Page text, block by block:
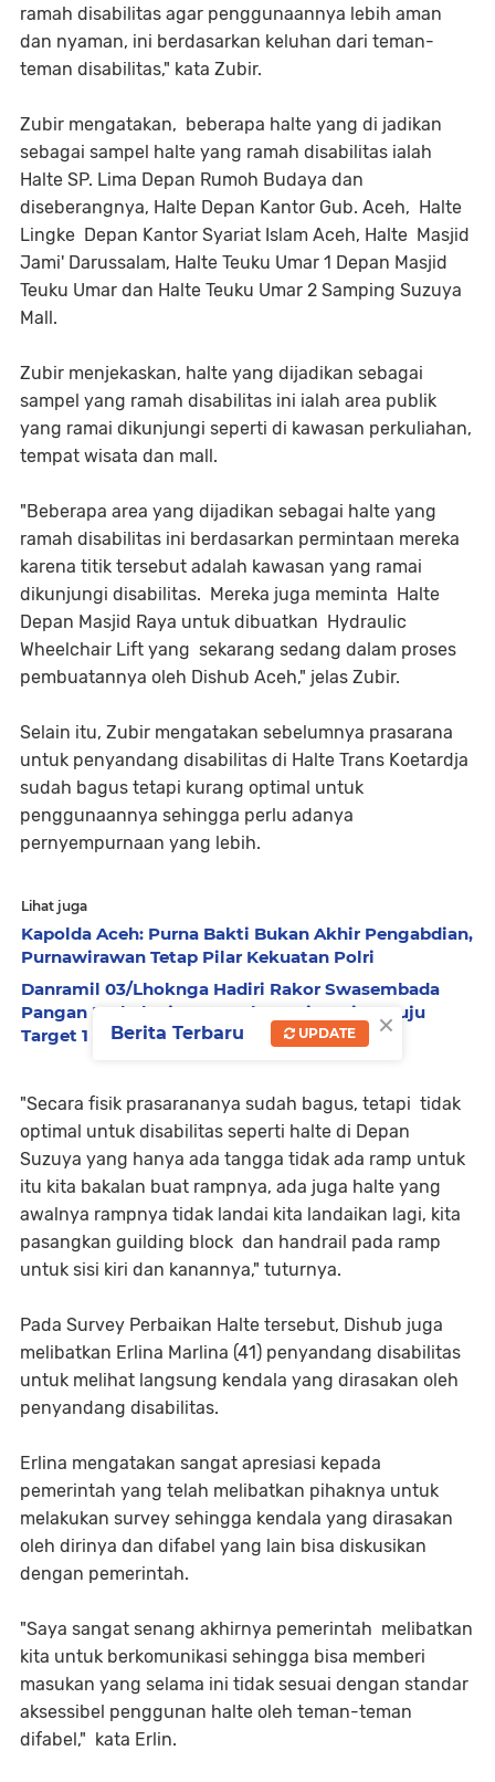
ramah disabilitas agar penggunaannya lebih aman
dan nyaman, ini berdasarkan keluhan dari teman-
teman disabilitas," kata Zubir.
Zubir mengatakan, beberapa halte yang di jadikan
sebagai sampel halte yang ramah disabilitas ialah
Halte SP. Lima Depan Rumoh Budaya dan
diseberangnya, Halte Depan Kantor Gub. Aceh, Halte
Lingke Depan Kantor Syariat Islam Aceh, Halte Masjid
Jami' Darussalam, Halte Teuku Umar 1 Depan Masjid
Teuku Umar dan Halte Teuku Umar 2 Samping Suzuya
Mall.
Zubir menjekaskan, halte yang dijadikan sebagai
sampel yang ramah disabilitas ini ialah area publik
yang ramai dikunjungi seperti di kawasan perkuliahan,
tempat wisata dan mall.
"Beberapa area yang dijadikan sebagai halte yang
ramah disabilitas ini berdasarkan permintaan mereka
karena titik tersebut adalah kawasan yang ramai
dikunjungi disabilitas. Mereka juga meminta Halte
Depan Masjid Raya untuk dibuatkan Hydraulic
Wheelchair Lift yang sekarang sedang dalam proses
pembuatannya oleh Dishub Aceh," jelas Zubir.
Selain itu, Zubir mengatakan sebelumnya prasarana
untuk penyandang disabilitas di Halte Trans Koetardja
sudah bagus tetapi kurang optimal untuk
penggunaannya sehingga perlu adanya
pernyempurnaan yang lebih.
Lihat juga
Kapolda Aceh: Purna Bakti Bukan Akhir Pengabdian,
Purnawirawan Tetap Pilar Kekuatan Polri
Danramil 03/Lhoknga Hadiri Rakor Swasembada
Pangan Berkelanjutan, Perkuat Sinergi Menuju
Target 1 Juta Hektare
"Secara fisik prasarananya sudah bagus, tetapi tidak
optimal untuk disabilitas seperti halte di Depan
Suzuya yang hanya ada tangga tidak ada ramp untuk
itu kita bakalan buat rampnya, ada juga halte yang
awalnya rampnya tidak landai kita landaikan lagi, kita
pasangkan guilding block dan handrail pada ramp
untuk sisi kiri dan kanannya," tuturnya.
Pada Survey Perbaikan Halte tersebut, Dishub juga
melibatkan Erlina Marlina (41) penyandang disabilitas
untuk melihat langsung kendala yang dirasakan oleh
penyandang disabilitas.
Erlina mengatakan sangat apresiasi kepada
pemerintah yang telah melibatkan pihaknya untuk
melakukan survey sehingga kendala yang dirasakan
oleh dirinya dan difabel yang lain bisa diskusikan
dengan pemerintah.
"Saya sangat senang akhirnya pemerintah melibatkan
kita untuk berkomunikasi sehingga bisa memberi
masukan yang selama ini tidak sesuai dengan standar
aksessibel penggunan halte oleh teman-teman
difabel," kata Erlin.
×
Berita Terbaru UPDATE